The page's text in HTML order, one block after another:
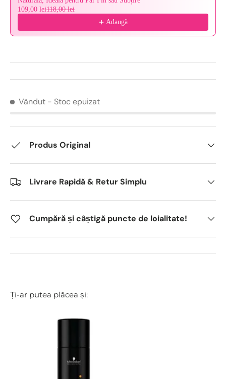
109,00 lei118,00 lei
Adaugă
Vândut - Stoc epuizat
Produs Original
Livrare Rapidă & Retur Simplu
Cumpără și câștigă puncte de loialitate!
Ți-ar putea plăcea și: